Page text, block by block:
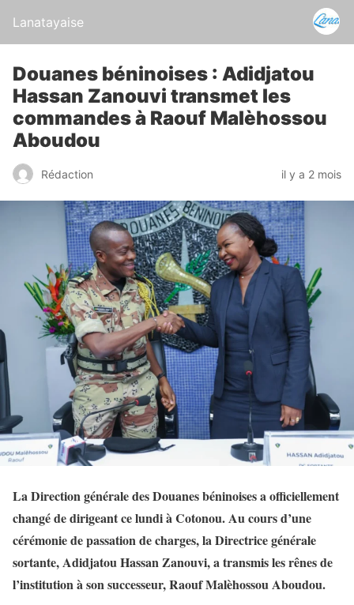
Lanatayaise
Douanes béninoises : Adidjatou
Hassan Zanouvi transmet les
commandes à Raouf Malèhossou
Aboudou
Rédaction il y a 2 mois
La Direction générale des Douanes béninoises a officiellement
changé de dirigeant ce lundi à Cotonou. Au cours d’une
cérémonie de passation de charges, la Directrice générale
sortante, Adidjatou Hassan Zanouvi, a transmis les rênes de
l’institution à son successeur, Raouf Malèhossou Aboudou.